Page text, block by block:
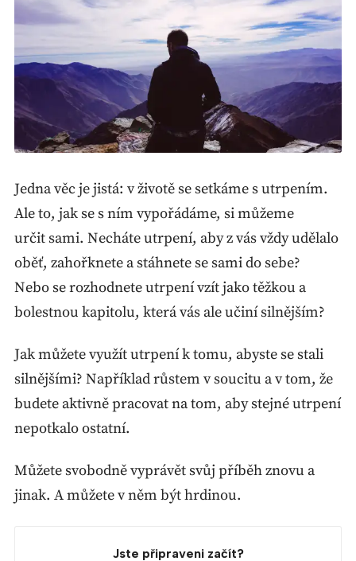
Jedna věc je jistá: v životě se setkáme s utrpením.
Ale to, jak se s ním vypořádáme, si můžeme
určit sami. Necháte utrpení, aby z vás vždy udělalo
oběť, zahořknete a stáhnete se sami do sebe?
Nebo se rozhodnete utrpení vzít jako těžkou a
bolestnou kapitolu, která vás ale učiní silnějším?
Jak můžete využít utrpení k tomu, abyste se stali
silnějšími? Například růstem v soucitu a v tom, že
budete aktivně pracovat na tom, aby stejné utrpení
nepotkalo ostatní.
Můžete svobodně vyprávět svůj příběh znovu a
jinak. A můžete v něm být hrdinou.
Jste připraveni začít?